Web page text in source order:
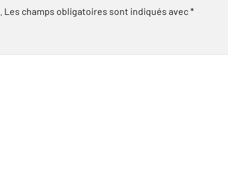
Les champs obligatoires sont indiqués avec*